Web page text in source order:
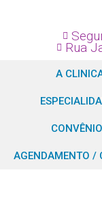
Rua
A
AGENDAMENTO /